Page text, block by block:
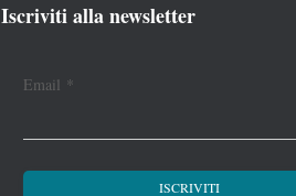
Iscriviti alla newsletter
Email *